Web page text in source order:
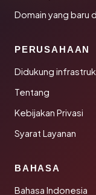
Domain yang baru
PERUSAHAAN
Didukung
Tentang
Kebijakan Privasi
Syarat Layanan
BAHASA
Bahasa Indonesia